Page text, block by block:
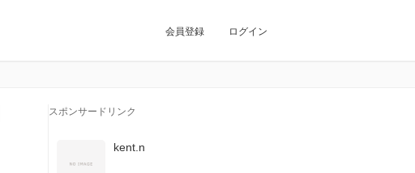
会員登録 ログイン
スポンサードリンク
kent.n